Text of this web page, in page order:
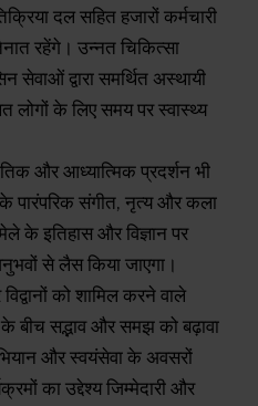
दल सहित हजारों कर्मचारी
रहेंगे। उन्नत चिकित्सा
द्वारा समर्थित अस्थायी
लोगों के लिए समय पर स्वास्थ्य
और आध्यात्मिक प्रदर्शन भी
पारंपरिक संगीत, नृत्य और कला
के इतिहास और विज्ञान पर
से लैस किया जाएगा।
को शामिल करने वाले
के बीच सद्भाव और समझ को बढ़ावा
और स्वयंसेवा के अवसरों
का उद्देश्य जिम्मेदारी और